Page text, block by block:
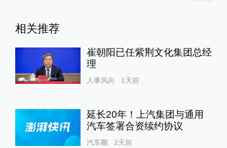
相关推荐
崔朝阳已任紫荆文化集团总经
理
人事风向 1天前
延长20年！上汽集团与通用
汽车签署合资续约协议
汽车圈 2天前